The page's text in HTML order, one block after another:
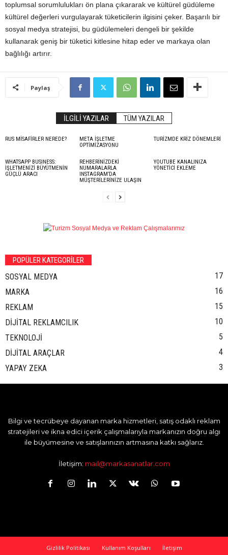
toplumsal sorumlulukları ön plana çıkararak ve kültürel güdüleme
kültürel değerleri vurgulayarak tüketicilerin ilgisini çeker. Başarılı bir
sosyal medya stratejisi, bu güdülemeleri dengeli bir şekilde
kullanarak geniş bir tüketici kitlesine hitap eder ve markaya olan
bağlılığı artırır.
Paylaş
İLGILI YAZILAR TÜM YAZILAR
RUS MİSAFİRLER NEREDE?
META İŞLETME
OPTİMİZASYONU
TURİZMDE KRİZ DÖNEMLERİ
WHATSAPP BUSINESS:
İŞLETMENİZİ BÜYÜTMENİN
GÜÇLÜ ARACI
REHBERİNİZDEKİ
NUMARALARLA
INSTAGRAM’DA
MÜŞTERİLERİNİZE ULAŞIN
YOUTUBE KANALINIZA
YÖNETİCİ EKLEME
POPÜLER KATEGORİLER
SOSYAL MEDYA
17
MARKA
16
REKLAM
15
DİJİTAL REKLAMCILIK
10
TEKNOLOJİ
5
DİJİTAL ARAÇLAR
4
YAPAY ZEKA
3
Bilgi ve tecrübeye dayanan marka hizmetleri, satış odaklı reklam
stratejileri ve ikna edici içerik çalışmalarıyla markanızın doğru algı
ile büyümesine ve satışlarınızın artmasına katkı sağlarız.
İletişim: mail@markasanatlar.com
Gizlilik Politikası Kullanım Koşulları İletişim